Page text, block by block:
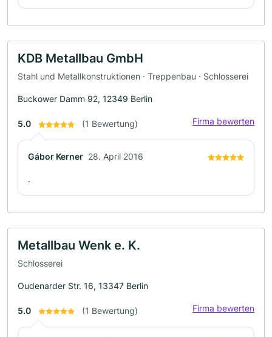
KDB Metallbau GmbH
Stahl und Metallkonstruktionen · Treppenbau · Schlosserei
Buckower Damm 92, 12349 Berlin
5.0 (1 Bewertung) Firma bewerten
Gábor Kerner 28. April 2016
.
Metallbau Wenk e. K.
Schlosserei
Oudenarder Str. 16, 13347 Berlin
5.0 (1 Bewertung) Firma bewerten